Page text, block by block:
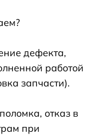
дефекта,
работой
запчасти).
отказ в
при